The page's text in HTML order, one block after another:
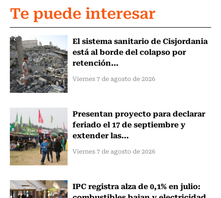
Te puede interesar
El sistema sanitario de Cisjordania
está al borde del colapso por
retención...
Viernes 7 de agosto de 2026
Presentan proyecto para declarar
feriado el 17 de septiembre y
extender las...
Viernes 7 de agosto de 2026
IPC registra alza de 0,1% en julio: